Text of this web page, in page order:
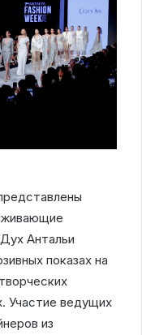
Антальи
показах на
Участие ведущих
из